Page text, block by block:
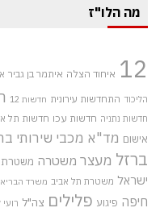
מה הלו"ז
12 איחוד הצלה איתמר בן גביר
הליכוד התחדשות עירונית חדשות 12
חדשות נתניה חדשות עכו חדשות תל
אישום מד"א מכבי שירותי
ברזל מעצר משטרה משטרת
ישראל משטרת תל אביב משרד
חיפה פיגוע פלילים צה"ל רועי